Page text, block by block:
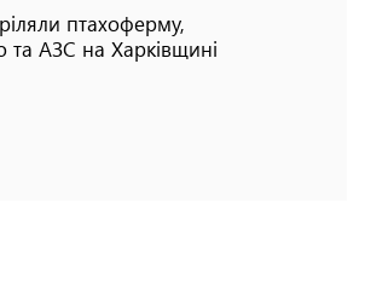
птахоферму,
та АЗС на Харківщині